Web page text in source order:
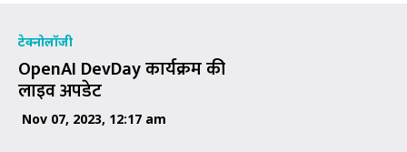
टेक्नोलॉजी
OpenAI DevDay कार्यक्रम की
लाइव अपडेट
Nov 07, 2023, 12:17 am